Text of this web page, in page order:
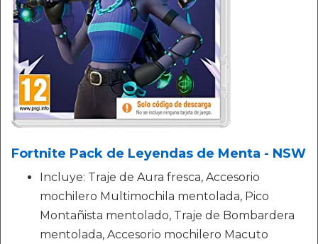
Fortnite Pack de Leyendas de Menta - NSW
Incluye: Traje de Aura fresca, Accesorio
mochilero Multimochila mentolada, Pico
Montañista mentolado, Traje de Bombardera
mentolada, Accesorio mochilero Macuto